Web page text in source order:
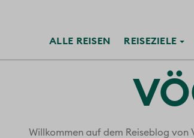
ALLE REISEN REISEZIELE
Willkommen auf dem Reiseblog von